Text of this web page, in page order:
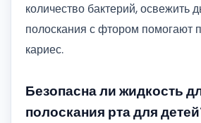
количество бактерий, освежить
полоскания с фтором помогают
кариес.
Безопасна ли жидкость
полоскания рта для